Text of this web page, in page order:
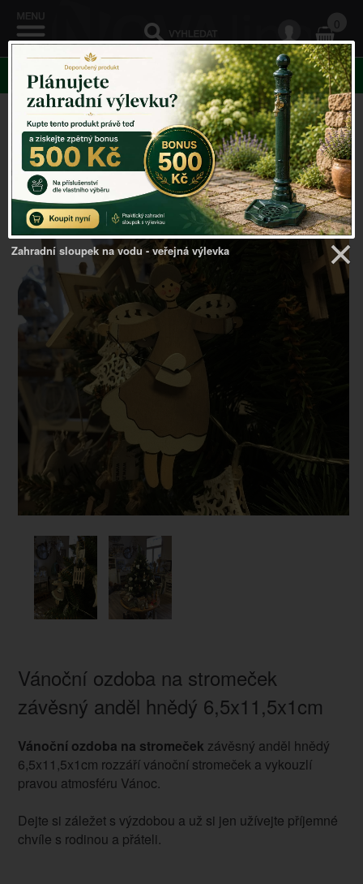
0
KATEGORIE
Venkovský domov ->Vánoční dekorace->Vánoční
ozdoba na stromeček závěsný anděl hnědý 6,5x11,5x1cm
Vánoční ozdoba na stromeček
závěsný anděl hnědý 6,5x11,5x1cm
Vánoční ozdoba na stromeček závěsný anděl hnědý
6,5x11,5x1cm rozzáří vánoční stromeček a vykouzlí
pravou atmosféru Vánoc.
Dejte si záležet s výzdobou a už si jen užívejte příjemné
chvíle s rodinou a přáteli.
Zahradní sloupek na vodu - veřejná výlevka